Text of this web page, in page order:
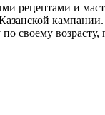
рецептами и
кампании.
возрасту,